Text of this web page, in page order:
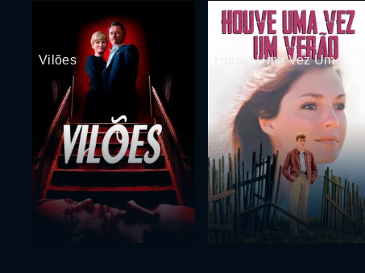
Vilões
Houve Uma Vez Um
Verão